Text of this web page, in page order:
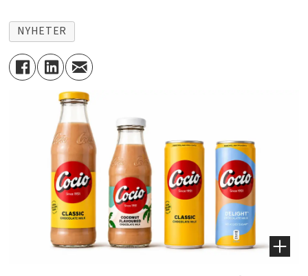
NYHETER